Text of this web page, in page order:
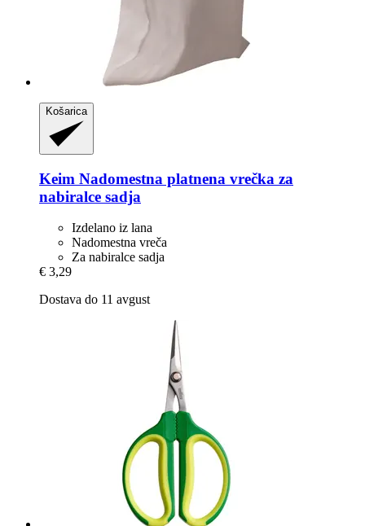
Košarica
Keim Nadomestna platnena vrečka za
nabiralce sadja
Izdelano iz lana
Nadomestna vreča
Za nabiralce sadja
€ 3,29
Dostava do 11 avgust